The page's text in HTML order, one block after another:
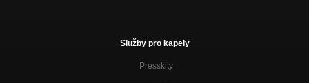
Služby pro kapely
Presskity